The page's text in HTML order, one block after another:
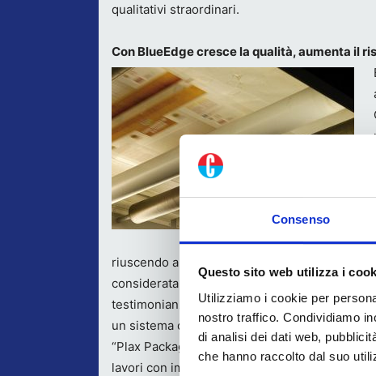
Consenso
Questo sito web utilizza i
Utilizziamo i cookie per
nostro traffico. Condividiamo
di analisi dei dati web,
che hanno raccolto dal suo
qualitativi straordinari.
Con BlueEdge cresce la qualità, aumenta il
riuscendo a ottenere con BlueEdge dei
considerata ed è a tutti gli effetti una
testimonianza che BlueEdge è di fatto non
un sistema capace di aiutare lo stampatore a
“Plax Packaging, nel primo anno di messa a
lavori con impianti realizzati con tecnologia